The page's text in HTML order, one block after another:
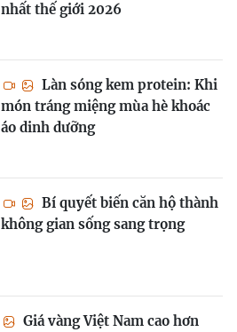
nhất thế giới 2026
Làn sóng kem protein: Khi
món tráng miệng mùa hè khoác
áo dinh dưỡng
Bí quyết biến căn hộ thành
không gian sống sang trọng
Giá vàng Việt Nam cao hơn